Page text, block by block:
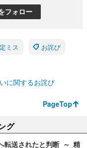
フォロー
ミス お詫び
に関するお詫び
PageTop
グ
転送されたと判断 ～ 精